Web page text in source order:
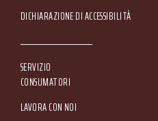
DICHIARAZIONE DI ACCESSIBILITÀ
SERVIZIO
CONSUMATORI
LAVORA CON NOI